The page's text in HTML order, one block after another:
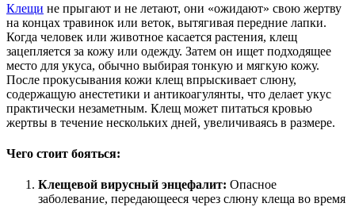
Клещи не прыгают и не летают, они «ожидают» свою жертву
на концах травинок или веток, вытягивая передние лапки.
Когда человек или животное касается растения, клещ
зацепляется за кожу или одежду. Затем он ищет подходящее
место для укуса, обычно выбирая тонкую и мягкую кожу.
После прокусывания кожи клещ впрыскивает слюну,
содержащую анестетики и антикоагулянты, что делает укус
практически незаметным. Клещ может питаться кровью
жертвы в течение нескольких дней, увеличиваясь в размере.
Чего стоит бояться:
Клещевой вирусный энцефалит: Опасное
заболевание, передающееся через слюну клеща во время